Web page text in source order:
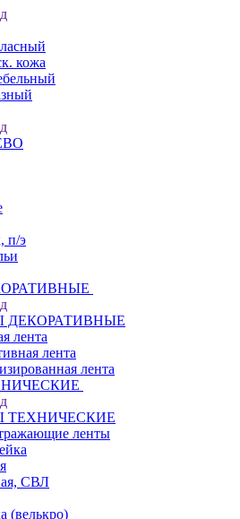
кожа
п/э
ДЕКОРАТИВНЫЕ
лента
лента
лента
ТЕХНИЧЕСКИЕ
ленты
СВЛ
(велькро)